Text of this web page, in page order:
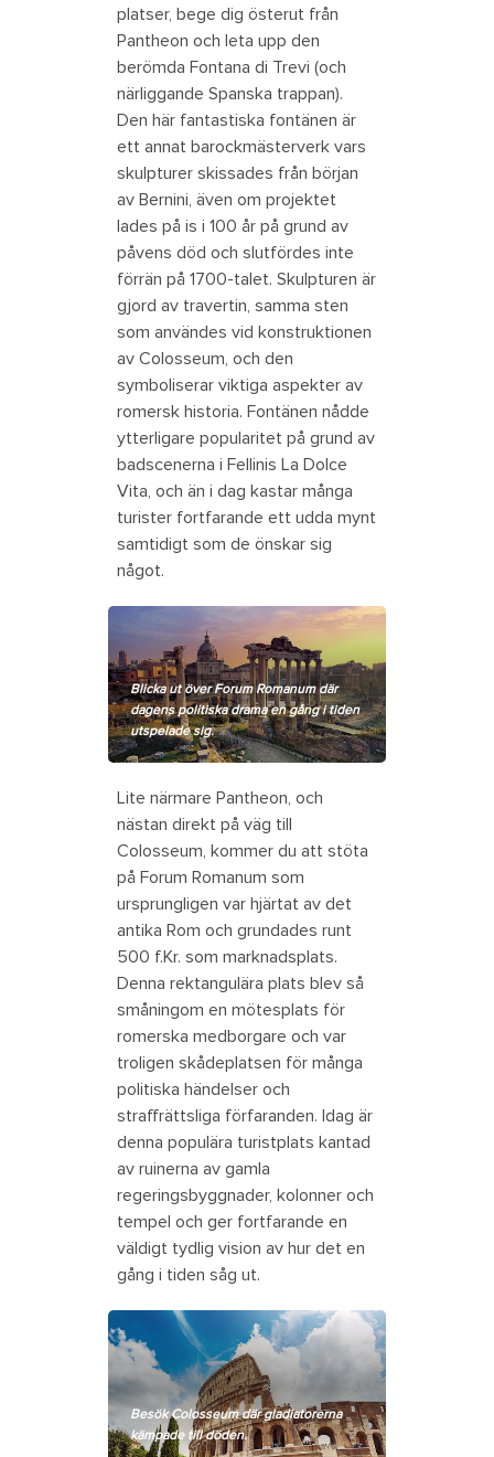
platser, bege dig österut från
Pantheon och leta upp den
berömda Fontana di Trevi (och
närliggande Spanska trappan).
Den här fantastiska fontänen är
ett annat barockmästerverk vars
skulpturer skissades från början
av Bernini, även om projektet
lades på is i 100 år på grund av
påvens död och slutfördes inte
förrän på 1700-talet. Skulpturen är
gjord av travertin, samma sten
som användes vid konstruktionen
av Colosseum, och den
symboliserar viktiga aspekter av
romersk historia. Fontänen nådde
ytterligare popularitet på grund av
badscenerna i Fellinis La Dolce
Vita, och än i dag kastar många
turister fortfarande ett udda mynt
samtidigt som de önskar sig
något.
Blicka ut över Forum Romanum där
dagens politiska drama en gång i tiden
utspelade sig.
Lite närmare Pantheon, och
nästan direkt på väg till
Colosseum, kommer du att stöta
på Forum Romanum som
ursprungligen var hjärtat av det
antika Rom och grundades runt
500 f.Kr. som marknadsplats.
Denna rektangulära plats blev så
småningom en mötesplats för
romerska medborgare och var
troligen skådeplatsen för många
politiska händelser och
straffrättsliga förfaranden. Idag är
denna populära turistplats kantad
av ruinerna av gamla
regeringsbyggnader, kolonner och
tempel och ger fortfarande en
väldigt tydlig vision av hur det en
gång i tiden såg ut.
Besök Colosseum där gladiatorerna
kämpade till döden.